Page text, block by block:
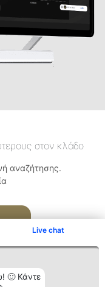
Live chat
🙂 Κάντε
στον κλάδο
αναζήτησης.